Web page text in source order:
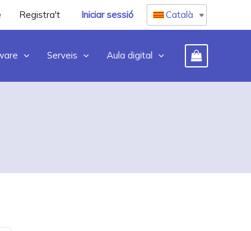
Registra't Iniciar sessió Català
Serveis Aula digital